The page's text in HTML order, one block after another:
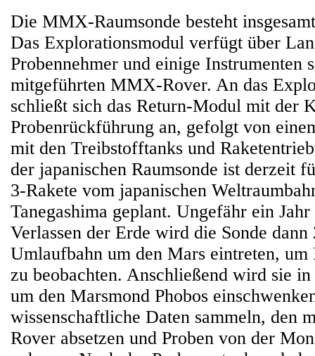
Die MMX-Raumsonde besteht
Das Explorationsmodul verfügt über
Probennehmer und einige Instrumenten
mitgeführten MMX-Rover. An das
schließt sich das Return-Modul mit der
Probenrückführung an, gefolgt von
mit den Treibstofftanks und
der japanischen Raumsonde ist derzeit
3-Rakete vom japanischen
Tanegashima geplant. Ungefähr ein Jahr
Verlassen der Erde wird die Sonde dann
Umlaufbahn um den Mars eintreten, um
zu beobachten. Anschließend wird sie
um den Marsmond Phobos
wissenschaftliche Daten sammeln, den
Rover absetzen und Proben von der